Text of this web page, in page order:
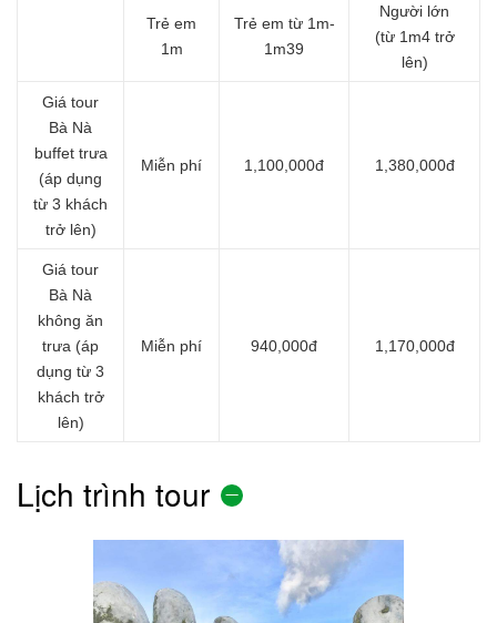
Trẻ em
1m
Trẻ em từ 1m-
1m39
Người lớn
(từ 1m4 trở
lên)
Giá tour
Bà Nà
buffet trưa
(áp dụng
từ 3 khách
trở lên)
Miễn phí 1,100,000đ 1,380,000đ
Giá tour
Bà Nà
không ăn
trưa (áp
dụng từ 3
khách trở
lên)
Miễn phí 940,000đ 1,170,000đ
Lịch trình tour